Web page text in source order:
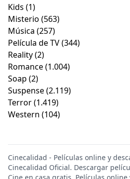
Kids (1)
Misterio (563)
Música (257)
Película de TV(344)
Reality(2)
Romance(1.004)
Soap (2)
Suspense(2.119)
Terror(1.419)
Western (104)
Cinecalidad - Películas online y
Cinecalidad Oficial. Descargar